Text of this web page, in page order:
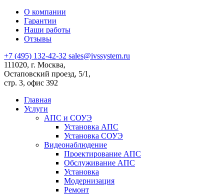
О компании
Гарантии
Наши работы
Отзывы
+7 (495) 132-42-32 sales@ivssystem.ru
111020, г. Москва,
Остаповский проезд, 5/1,
стр. 3, офис 392
Главная
Услуги
АПС и СОУЭ
Установка АПС
Установка СОУЭ
Видеонаблюдение
Проектирование АПС
Обслуживание АПС
Установка
Модернизация
Ремонт